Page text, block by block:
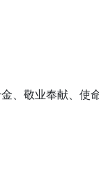
、敬业奉献、使